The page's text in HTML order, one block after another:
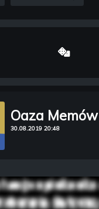
Oaza Memów
30.08.2019 20:48